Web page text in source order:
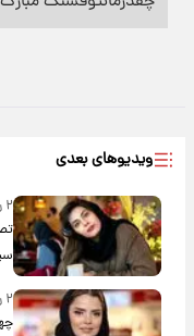
ویدیوهای بعدی
۲ روز پیش
۲ روز پیش